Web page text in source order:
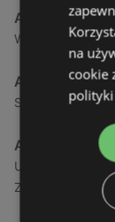
Agata Meble
Wspólna 1, 76-
Agata Meble
Szczecińska 3d,
Agata Meble
Ul. Sulechowska
Zielona Góra
na
cookie